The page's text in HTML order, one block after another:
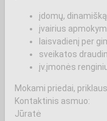
įdomų,
įvairius
laisvadienį per
sveikatos
įv.įmonės
Mokami priedai,
Kontaktinis asmuo:
Jūratė